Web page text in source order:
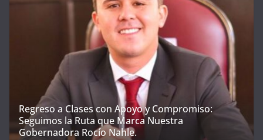
Regreso a Clases con Apoyo y Compromiso:
Seguimos la Ruta que Marca Nuestra
Gobernadora Rocío Nahle.